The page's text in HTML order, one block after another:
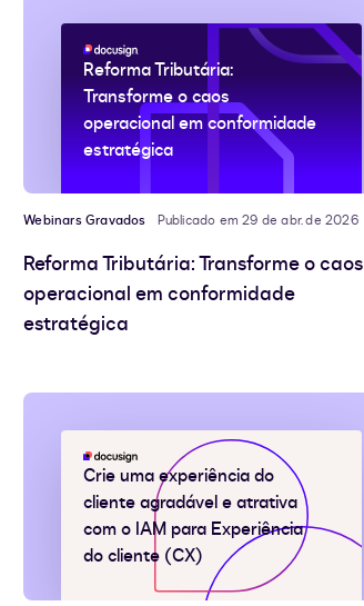
Reforma Tributária:
Transforme o caos
operacional em conformidade
estratégica
Webinars Gravados Publicado em 29 de abr. de 2026
Reforma Tributária: Transforme o caos
operacional em conformidade
estratégica
Crie uma experiência do
cliente agradável e atrativa
com o IAM para Experiência
do cliente (CX)